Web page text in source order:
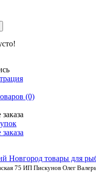
(0)
75 ИП Пискунов Олег